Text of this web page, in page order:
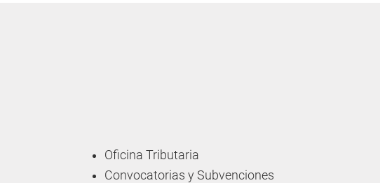
Oficina Tributaria
Convocatorias y Subvenciones